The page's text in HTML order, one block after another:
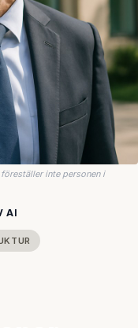
inte personen i
AI